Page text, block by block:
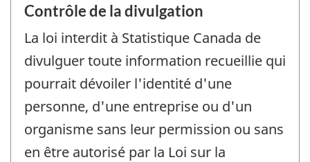
Contrôle de la divulgation
La loi interdit à Statistique Canada de
divulguer toute information recueillie qui
pourrait dévoiler l'identité d'une
personne, d'une entreprise ou d'un
organisme sans leur permission ou sans
en être autorisé par la Loi sur la